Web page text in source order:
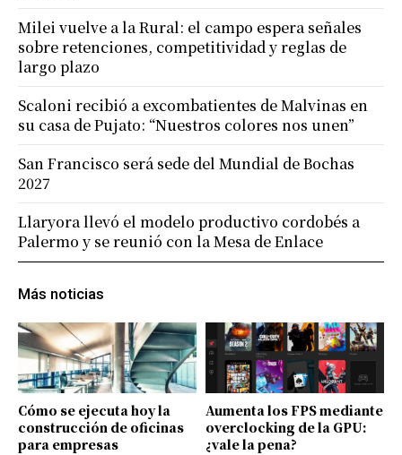
Más noticias
Cómo se ejecuta hoy la
construcción de oficinas
para empresas
Aumenta los FPS mediante
overclocking de la GPU:
¿vale la pena?
Milei vuelve a la Rural: el campo espera señales
sobre retenciones, competitividad y reglas de
largo plazo
Scaloni recibió a excombatientes de Malvinas en
su casa de Pujato: “Nuestros colores nos unen”
San Francisco será sede del Mundial de Bochas
2027
Llaryora llevó el modelo productivo cordobés a
Palermo y se reunió con la Mesa de Enlace